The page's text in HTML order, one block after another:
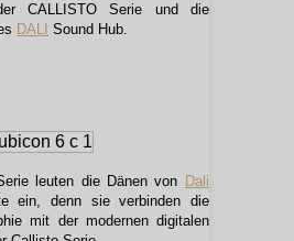
CALLISTO Serie und die
DALI Sound Hub.
leuten die Dänen von Dali
ein, denn sie verbinden die
mit der modernen digitalen